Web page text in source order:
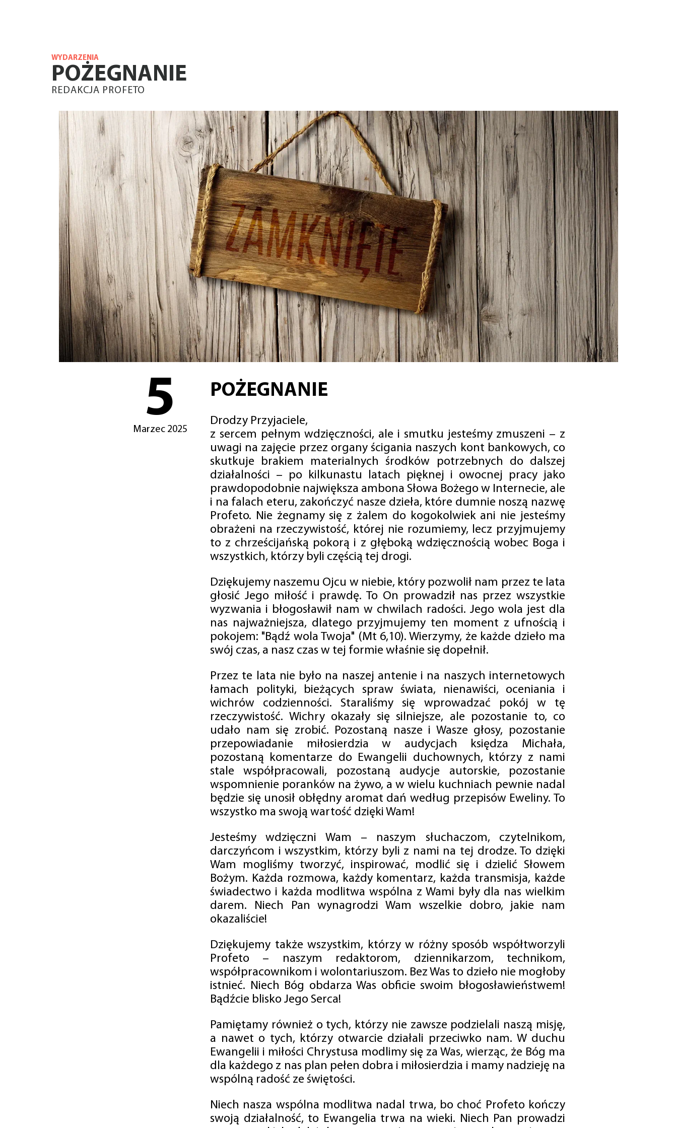
WYDARZENIA
POŻEGNANIE
REDAKCJA PROFETO
5
Marzec 2025
POŻEGNANIE
Drodzy Przyjaciele,
z sercem pełnym wdzięczności, ale i smutku jesteśmy zmuszeni – z
uwagi na zajęcie przez organy ścigania naszych kont bankowych, co
skutkuje brakiem materialnych środków potrzebnych do dalszej
działalności – po kilkunastu latach pięknej i owocnej pracy jako
prawdopodobnie największa ambona Słowa Bożego w Internecie, ale
i na falach eteru, zakończyć nasze dzieła, które dumnie noszą nazwę
Profeto. Nie żegnamy się z żalem do kogokolwiek ani nie jesteśmy
obrażeni na rzeczywistość, której nie rozumiemy, lecz przyjmujemy
to z chrześcijańską pokorą i z głęboką wdzięcznością wobec Boga i
wszystkich, którzy byli częścią tej drogi.
Dziękujemy naszemu Ojcu w niebie, który pozwolił nam przez te lata
głosić Jego miłość i prawdę. To On prowadził nas przez wszystkie
wyzwania i błogosławił nam w chwilach radości. Jego wola jest dla
nas najważniejsza, dlatego przyjmujemy ten moment z ufnością i
pokojem: "Bądź wola Twoja" (Mt 6,10). Wierzymy, że każde dzieło ma
swój czas, a nasz czas w tej formie właśnie się dopełnił.
Przez te lata nie było na naszej antenie i na naszych internetowych
łamach polityki, bieżących spraw świata, nienawiści, oceniania i
wichrów codzienności. Staraliśmy się wprowadzać pokój w tę
rzeczywistość. Wichry okazały się silniejsze, ale pozostanie to, co
udało nam się zrobić. Pozostaną nasze i Wasze głosy, pozostanie
przepowiadanie miłosierdzia w audycjach księdza Michała,
pozostaną komentarze do Ewangelii duchownych, którzy z nami
stale współpracowali, pozostaną audycje autorskie, pozostanie
wspomnienie poranków na żywo, a w wielu kuchniach pewnie nadal
będzie się unosił obłędny aromat dań według przepisów Eweliny. To
wszystko ma swoją wartość dzięki Wam!
Jesteśmy wdzięczni Wam – naszym słuchaczom, czytelnikom,
darczyńcom i wszystkim, którzy byli z nami na tej drodze. To dzięki
Wam mogliśmy tworzyć, inspirować, modlić się i dzielić Słowem
Bożym. Każda rozmowa, każdy komentarz, każda transmisja, każde
świadectwo i każda modlitwa wspólna z Wami były dla nas wielkim
darem. Niech Pan wynagrodzi Wam wszelkie dobro, jakie nam
okazaliście!
Dziękujemy także wszystkim, którzy w różny sposób współtworzyli
Profeto – naszym redaktorom, dziennikarzom, technikom,
współpracownikom i wolontariuszom. Bez Was to dzieło nie mogłoby
istnieć. Niech Bóg obdarza Was obficie swoim błogosławieństwem!
Bądźcie blisko Jego Serca!
Pamiętamy również o tych, którzy nie zawsze podzielali naszą misję,
a nawet o tych, którzy otwarcie działali przeciwko nam. W duchu
Ewangelii i miłości Chrystusa modlimy się za Was, wierząc, że Bóg ma
dla każdego z nas plan pełen dobra i miłosierdzia i mamy nadzieję na
wspólną radość ze świętości.
Niech nasza wspólna modlitwa nadal trwa, bo choć Profeto kończy
swoją działalność, to Ewangelia trwa na wieki. Niech Pan prowadzi